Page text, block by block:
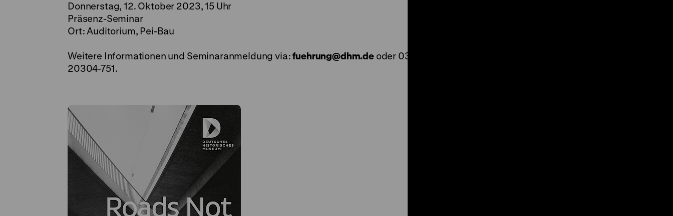
Donnerstag, 12. Oktober 2023, 15 Uhr
Präsenz-Seminar
Ort: Auditorium, Pei-Bau
Weitere Informationen und Seminaranmeldung via:fuehrung@dhm.deoder 030 /
20304-751.